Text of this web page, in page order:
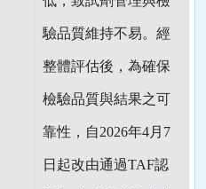
驗品質維持不易。經
整體評估後，為確保
檢驗品質與結果之可
靠性，自2026年4月 7
日起改由通過TAF認